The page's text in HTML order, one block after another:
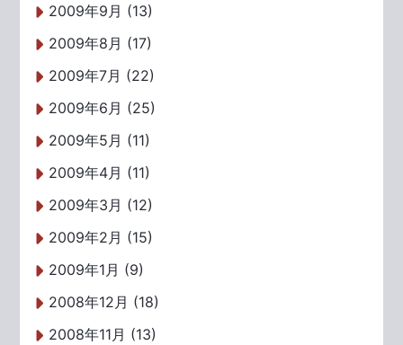
2009年9月 (13)
2009年8月 (17)
2009年7月 (22)
2009年6月 (25)
2009年5月 (11)
2009年4月 (11)
2009年3月 (12)
2009年2月 (15)
2009年1月 (9)
2008年12月 (18)
2008年11月 (13)